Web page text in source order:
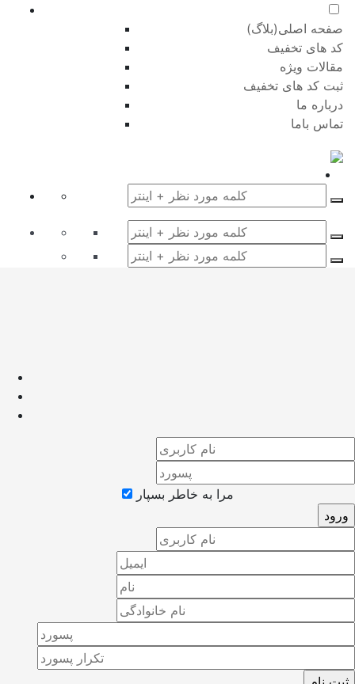
صفحه اصلی(بلاگ)
کد های تخفیف
مقالات ویژه
ثبت کد های تخفیف
درباره ما
تماس باما
مرا به خاطر بسپار